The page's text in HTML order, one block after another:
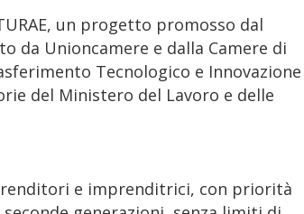
un progetto promosso dal
da Unioncamere e dalla Camere di
Tecnologico e Innovazione
del Ministero del Lavoro e delle
e imprenditrici, con priorità